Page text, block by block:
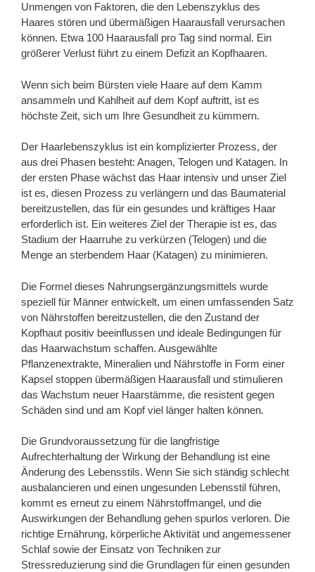
Unmengen von Faktoren, die den Lebenszyklus des
Haares stören und übermäßigen Haarausfall verursachen
können. Etwa 100 Haarausfall pro Tag sind normal. Ein
größerer Verlust führt zu einem Defizit an Kopfhaaren.
Wenn sich beim Bürsten viele Haare auf dem Kamm
ansammeln und Kahlheit auf dem Kopf auftritt, ist es
höchste Zeit, sich um Ihre Gesundheit zu kümmern.
Der Haarlebenszyklus ist ein komplizierter Prozess, der
aus drei Phasen besteht: Anagen, Telogen und Katagen. In
der ersten Phase wächst das Haar intensiv und unser Ziel
ist es, diesen Prozess zu verlängern und das Baumaterial
bereitzustellen, das für ein gesundes und kräftiges Haar
erforderlich ist. Ein weiteres Ziel der Therapie ist es, das
Stadium der Haarruhe zu verkürzen (Telogen) und die
Menge an sterbendem Haar (Katagen) zu minimieren.
Die Formel dieses Nahrungsergänzungsmittels wurde
speziell für Männer entwickelt, um einen umfassenden Satz
von Nährstoffen bereitzustellen, die den Zustand der
Kopfhaut positiv beeinflussen und ideale Bedingungen für
das Haarwachstum schaffen. Ausgewählte
Pflanzenextrakte, Mineralien und Nährstoffe in Form einer
Kapsel stoppen übermäßigen Haarausfall und stimulieren
das Wachstum neuer Haarstämme, die resistent gegen
Schäden sind und am Kopf viel länger halten können.
Die Grundvoraussetzung für die langfristige
Aufrechterhaltung der Wirkung der Behandlung ist eine
Änderung des Lebensstils. Wenn Sie sich ständig schlecht
ausbalancieren und einen ungesunden Lebensstil führen,
kommt es erneut zu einem Nährstoffmangel, und die
Auswirkungen der Behandlung gehen spurlos verloren. Die
richtige Ernährung, körperliche Aktivität und angemessener
Schlaf sowie der Einsatz von Techniken zur
Stressreduzierung sind die Grundlagen für einen gesunden